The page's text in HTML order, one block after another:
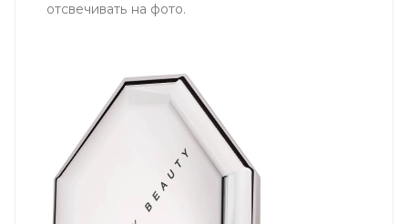
отсвечивать на фото.